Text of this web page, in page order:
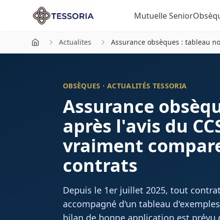
Aller au contenu principal
Mutuelle Senior
Actualites Assurance obsèques : tableau
OBSÈQUES · ACTUALITÉS TESSORIA
Assurance
après l'avis du
vraiment
contrats
Depuis le 1er juillet 2025, tout
accompagné d'un tableau
bilan de bonne application est prévu